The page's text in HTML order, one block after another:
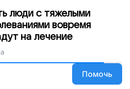
люди с тяжелыми
вовремя
на лечение
Помочь